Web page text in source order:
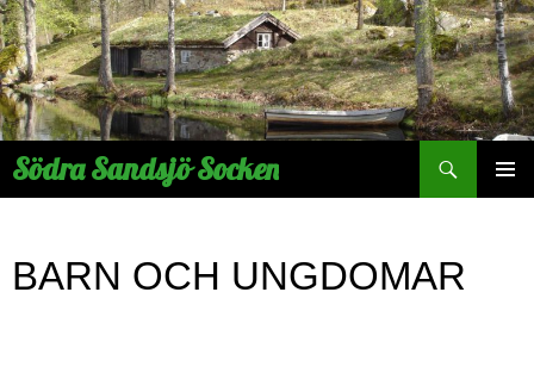
Hoppa
till
innehåll
Södra Sandsjö Socken
Sök
BARN OCH UNGDOMAR